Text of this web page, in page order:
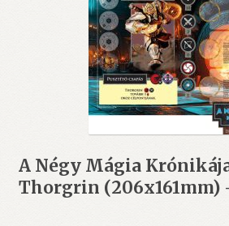
A Négy Mágia
Thorgrin (206x161mm)